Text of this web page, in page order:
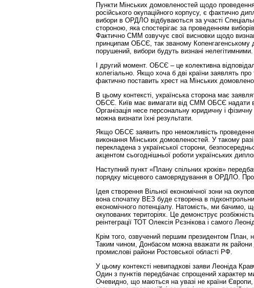
Пункти Мінських домовленостей щодо проведення
російського окупаційного корпусу, є фактично
вибори в ОРДЛО відбуваються за участі
стороною, яка спостерігає за проведенням
Фактично СММ озвучує свої висновки щодо
принципам ОБСЄ, так званому Копенгагенському
порушений, вибори будуть визнані нелегітимними.
І другий момент. ОБСЄ – це колективна
колегіально. Якщо хоча б дві країни заявлять
фактично поставить хрест на Мінських
В цьому контексті, українська сторона має
ОБСЄ. Київ має вимагати від СММ ОБСЄ надати
Організація несе персональну юридичну і
можна визнати їхні результати.
Якщо ОБСЄ заявить про неможливість проведення
виконання Мінських домовленостей. У такому
перекладена з української сторони,
акцентом сьогоднішньої роботи українських
Наступний пункт «Плану спільних кроків»
порядку місцевого самоврядування в ОРДЛО. Про
Ідея створення Вільної економічної зони на
вона спочатку ВЕЗ буде створена в
економічного потенціалу. Натомість, ми
окупованих територіях. Це демонструє
реінтеграції ТОТ Олексія Рєзнікова і самого
Крім того, озвучений першим президентом План,
Таким чином, Донбасом можна вважати як райони
промислові райони Ростовської області РФ.
У цьому контексті невипадкові заяви Леоніда
Один з пунктів передбачає спрощений характер
Очевидно, що маються на увазі не країни